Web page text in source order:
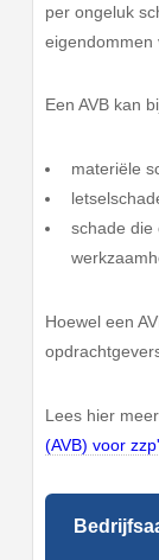
per ongeluk
eigendommen
Een AVB kan
materiële
schade die
Hoewel een
Lees hier
(AVB) voor